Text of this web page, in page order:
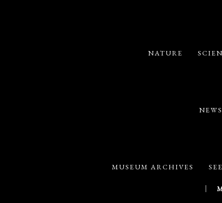
NATURE
MUSEUM ARCHIVES